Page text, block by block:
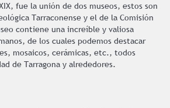
fue la unión de dos museos, estos son
Tarraconense y el de la Comisión
contiene una increíble y valiosa
de los cuales podemos destacar
mosaicos, cerámicas, etc., todos
de Tarragona y alrededores.